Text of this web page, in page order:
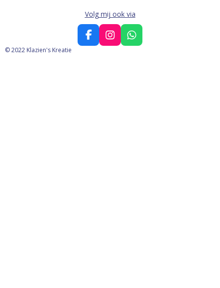
Volg mij ook via
F
a
I
n
W
h
© 2022 Klazien's Kreatie